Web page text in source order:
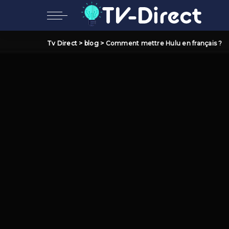
Tv Direct > blog> Comment mettre Hulu en français ?